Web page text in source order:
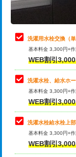
給水管工事※（ラ
管・ポリ管・HT
給水管工事※（ラ
管・ポリ管・HT
排水管工事（土の
業）
排水管工事（排水
排水管工事（追加
え）
マス交換（土の掘
理・調整・分解・
止水・漏水調査・
理・調整・分解・
止水・漏水調査・
理・調整・分解・
キッチンタンク脱
その他部品の脱着
交換・取付（タン
交換・取付(単水
式）)
洗濯用水栓交換（単
基本料金 3,300円+
WEB割引
洗濯水栓、給水ホ
基本料金 3,300円+
WEB割引
洗濯水栓給水栓上
基本料金 3,300円+
WEB割引